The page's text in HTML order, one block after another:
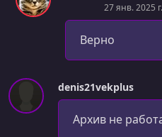
27 янв. 2025
Верно
denis21vekplus
Архив не